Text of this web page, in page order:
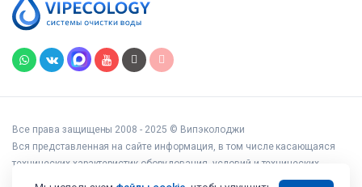
Все права защищены 2008 - 2025 © Випэколоджи
Вся представленная на сайте информация, в том числе касающаяся
технических характеристик оборудования, условий и технических
возможностей подключения, наличия на складе, стоимости товаров и